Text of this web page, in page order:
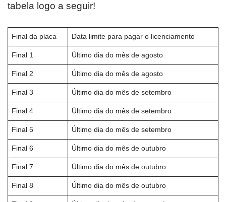
tabela logo a seguir!
Final da placa Data limite para pagar o licenciamento
Final 1 Último dia do mês de agosto
Final 2 Último dia do mês de agosto
Final 3 Último dia do mês de setembro
Final 4 Último dia do mês de setembro
Final 5 Último dia do mês de setembro
Final 6 Último dia do mês de outubro
Final 7 Último dia do mês de outubro
Final 8 Último dia do mês de outubro